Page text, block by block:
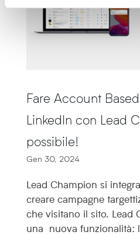
Fare Account
LinkedIn con Lead
possibile!
Gen 30, 2024
Lead Champion si
creare campagne
che visitano il sito. Lead
una nuova funzionalità: